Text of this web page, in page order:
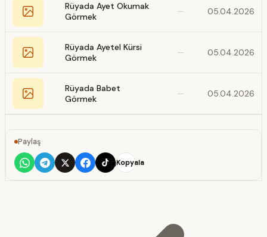
Rüyada Ayet Okumak
Görmek
— 05.04.2026
Rüyada Ayetel Kürsi
Görmek
— 05.04.2026
Rüyada Babet
Görmek
— 05.04.2026
Paylaş
Kopyala